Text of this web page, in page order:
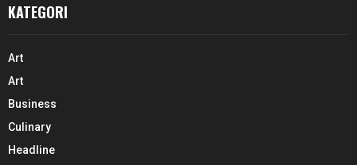
KATEGORI
Art
Art
Business
Culinary
Headline